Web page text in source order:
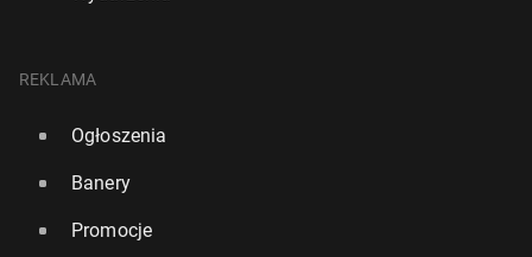
REKLAMA
Ogłoszenia
Banery
Promocje